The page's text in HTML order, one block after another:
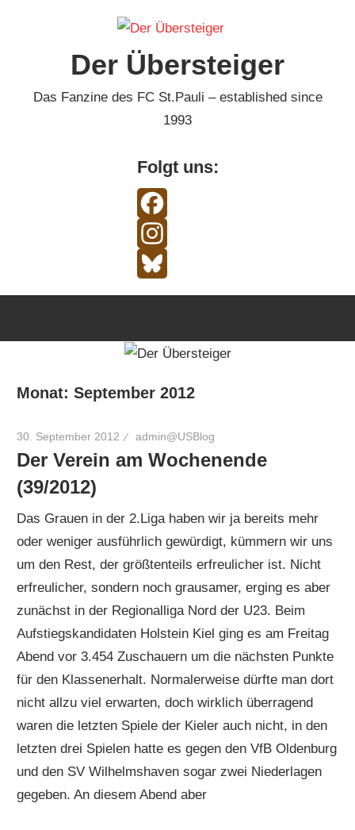
Der Übersteiger
Das Fanzine des FC St.Pauli – established since
1993
Folgt uns:
Bluesky
Monat:September 2012
30. September 2012 admin@USBlog
Der Verein am Wochenende
(39/2012)
Das Grauen in der 2.Liga haben wir ja bereits mehr
oder weniger ausführlich gewürdigt, kümmern wir uns
um den Rest, der größtenteils erfreulicher ist. Nicht
erfreulicher, sondern noch grausamer, erging es aber
zunächst in der Regionalliga Nord der U23. Beim
Aufstiegskandidaten Holstein Kiel ging es am Freitag
Abend vor 3.454 Zuschauern um die nächsten Punkte
für den Klassenerhalt. Normalerweise dürfte man dort
nicht allzu viel erwarten, doch wirklich überragend
waren die letzten Spiele der Kieler auch nicht, in den
letzten drei Spielen hatte es gegen den VfB Oldenburg
und den SV Wilhelmshaven sogar zwei Niederlagen
gegeben. An diesem Abend aber